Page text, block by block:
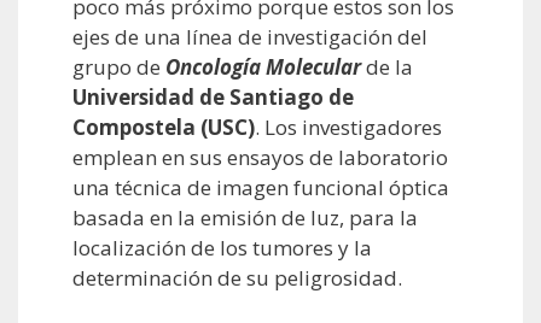
poco más próximo porque estos son los
ejes de una línea de investigación del
grupo de Oncología Molecularde la
Universidad de Santiago de
Compostela (USC). Los investigadores
emplean en sus ensayos de laboratorio
una técnica de imagen funcional óptica
basada en la emisión de luz, para la
localización de los tumores y la
determinación de su peligrosidad.